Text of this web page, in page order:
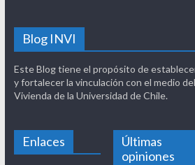
Blog INVI
Este Blog tiene el propósito de
y fortalecer la vinculación con el medio
Vivienda de la Universidad de Chile.
Enlaces
Últimas
opiniones